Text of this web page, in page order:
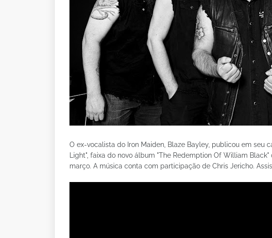
O ex-vocalista do Iron Maiden, Blaze Bayley, publicou em seu
Light", faixa do novo álbum "The Redemption Of William
março. A música conta com participação de Chris Jericho.